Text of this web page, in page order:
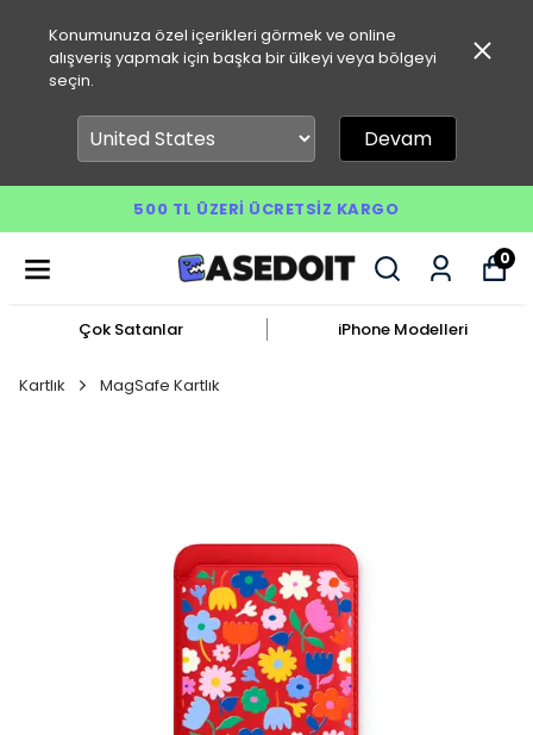
Konumunuza özel içerikleri görmek ve online
alışveriş yapmak için başka bir ülkeyi veya bölgeyi
seçin.
Devam
500 TL ÜZERI ÜCRETSIZ KARGO
0
Çok Satanlar iPhone Modelleri
Kartlık MagSafe Kartlık